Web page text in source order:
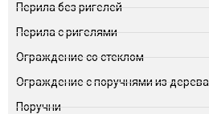
Перила без ригелей
Перила с ригелями
Ограждение со стеклом
Ограждение с поручнями из дерева
Поручни